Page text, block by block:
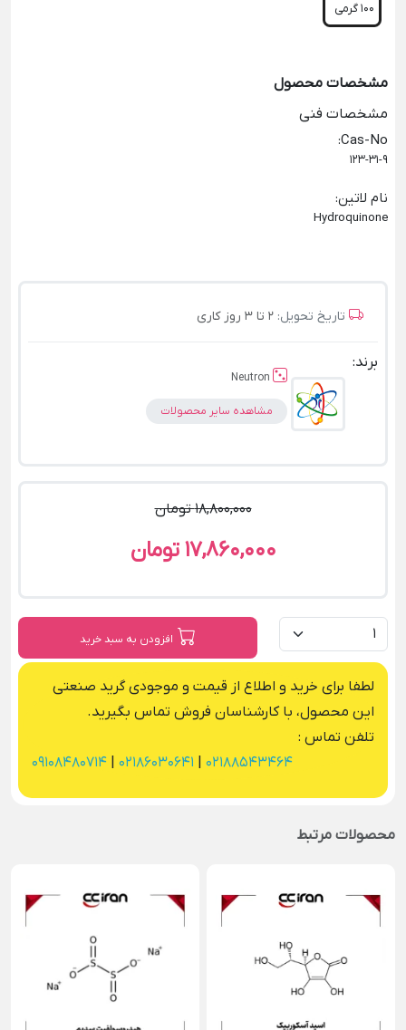
100 گرمی
مشخصات محصول
مشخصات فنی
Cas-No
:
123-31-9
نام لاتین:
Hydroquinone
تاریخ تحویل: 2 تا 3 روز کاری
برند:
Neutron
مشاهده سایر محصولات
18,800,000 تومان
17,860,000 تومان
افزودن به سبد خرید
لطفا برای خرید و اطلاع از قیمت و موجودی گرید صنعتی
این محصول، با کارشناسان فروش تماس بگیرید.
تلفن تماس :
02188543464
02186030641
09108480714
محصولات مرتبط